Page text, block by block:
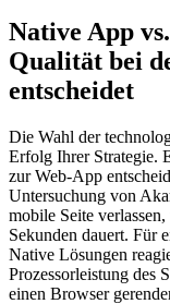
Native App
Qualität bei
entscheidet
Die Wahl der
Erfolg Ihrer Strategie.
zur Web-App
Untersuchung von
mobile Seite
Sekunden dauert. Für
Native Lösungen
Prozessorleistung des
einen Browser